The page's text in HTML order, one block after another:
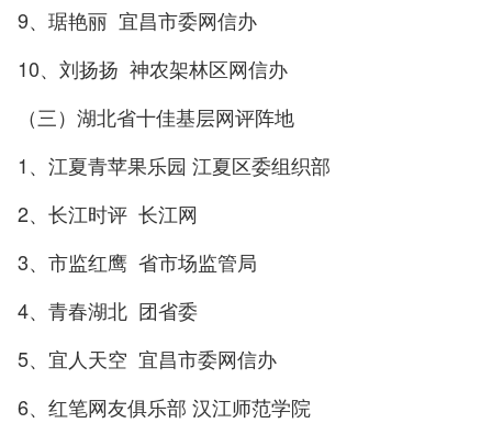
9、琚艳丽 宜昌市委网信办
10、刘扬扬 神农架林区网信办
（三）湖北省十佳基层网评阵地
1、江夏青苹果乐园 江夏区委组织部
2、长江时评 长江网
3、市监红鹰 省市场监管局
4、青春湖北 团省委
5、宜人天空 宜昌市委网信办
6、红笔网友俱乐部 汉江师范学院